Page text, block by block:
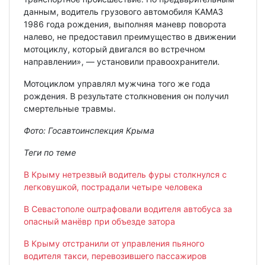
данным, водитель грузового автомобиля КАМАЗ
1986 года рождения, выполняя маневр поворота
налево, не предоставил преимущество в движении
мотоциклу, который двигался во встречном
направлении», — установили правоохранители.
Мотоциклом управлял мужчина того же года
рождения. В результате столкновения он получил
смертельные травмы.
Фото: Госавтоинспекция Крыма
Теги по теме
В Крыму нетрезвый водитель фуры столкнулся с
легковушкой, пострадали четыре человека
В Севастополе оштрафовали водителя автобуса за
опасный манёвр при объезде затора
В Крыму отстранили от управления пьяного
водителя такси, перевозившего пассажиров